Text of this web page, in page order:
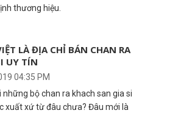
thương hiệu.
LÀ ĐỊA CHỈ BÁN CHAN RA
UY TÍN
04:35 PM
những bộ chan ra khach san gia si
xuất xứ từ đâu chưa? Đâu mới là